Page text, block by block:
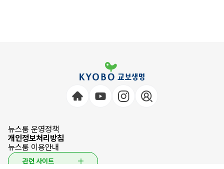
뉴스룸 운영정책
개인정보처리방침
뉴스룸 이용안내
관련 사이트